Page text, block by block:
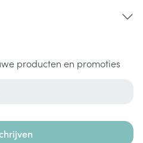
producten en promoties